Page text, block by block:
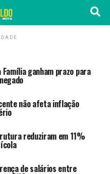
ganham prazo para
não afeta inflação
reduziram em 11%
de salários entre